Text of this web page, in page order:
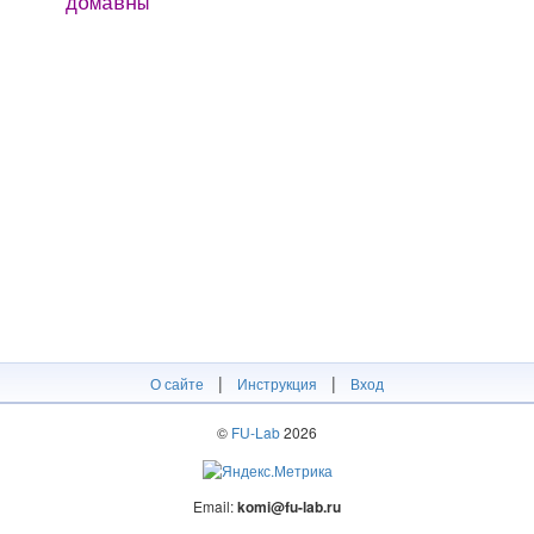
О сайте | Инструкция | Вход
© FU-Lab2026
Email:komi@fu-lab.ru